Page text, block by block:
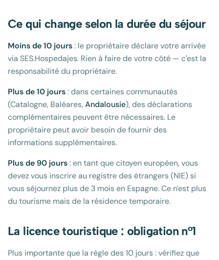
Ce qui change selon la durée du séjour
Moins de 10 jours: le propriétaire déclare votre arrivée
via SES.Hospedajes. Rien à faire de votre côté — c'est la
responsabilité du propriétaire.
Plus de 10 jours: dans certaines communautés
(Catalogne, Baléares,Andalousie), des déclarations
complémentaires peuvent être nécessaires. Le
propriétaire peut avoir besoin de fournir des
informations supplémentaires.
Plus de 90 jours: en tant que citoyen européen, vous
devez vous inscrire au registre des étrangers (NIE) si
vous séjournez plus de 3 mois en Espagne. Ce n'est plus
du tourisme mais de la résidence temporaire.
La licence touristique : obligation n°1
Plus importante que la règle des 10 jours : vérifiez que